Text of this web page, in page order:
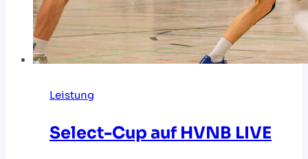
Leistung
Select-Cup auf HVNB LIVE